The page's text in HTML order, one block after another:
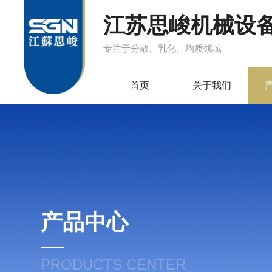
江苏思峻机械设
专注于分散、乳化、均质领域
首页 关于我们
产品中心
PRODUCTS CENTER